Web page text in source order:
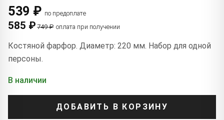
539 ₽ по предоплате
585 ₽ 749 ₽ оплата при получении
Костяной фарфор. Диаметр: 220 мм. Набор для одной
персоны.
В наличии
ДОБАВИТЬ В КОРЗИНУ